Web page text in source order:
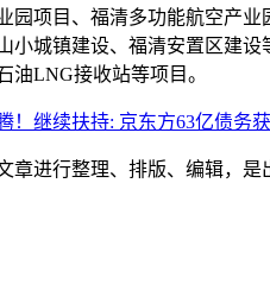
项目、福清多功能航空产
城镇建设、福清安置区建
油LNG接收站等项目。
！继续扶持: 京东方63亿债务
进行整理、排版、编辑，